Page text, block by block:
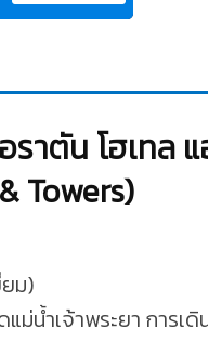
ราตัน โฮเทล
Towers)
ม)
ม่น้ำเจ้าพระยา การเ